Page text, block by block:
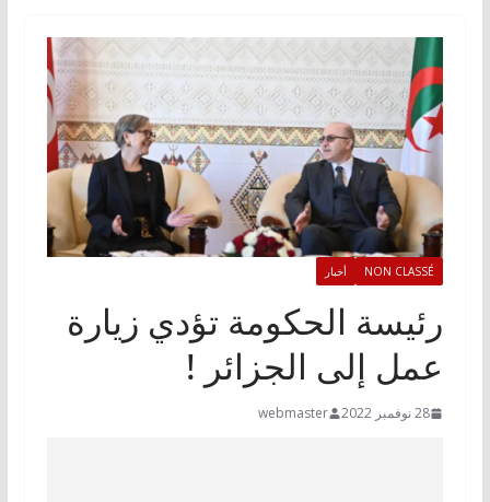
NON CLASSÉ أخبار
رئيسة الحكومة تؤدي زيارة
عمل إلى الجزائر !
28 نوفمبر 2022 webmaster